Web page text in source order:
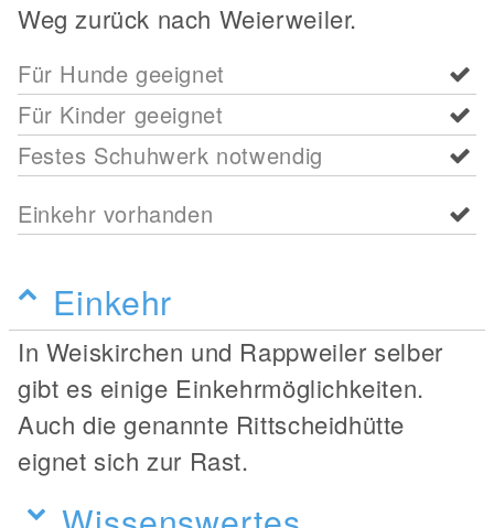
Weg zurück nach Weierweiler.
Für Hunde geeignet
Für Kinder geeignet
Festes Schuhwerk notwendig
Einkehr vorhanden
Einkehr
In Weiskirchen und Rappweiler selber
gibt es einige Einkehrmöglichkeiten.
Auch die genannte Rittscheidhütte
eignet sich zur Rast.